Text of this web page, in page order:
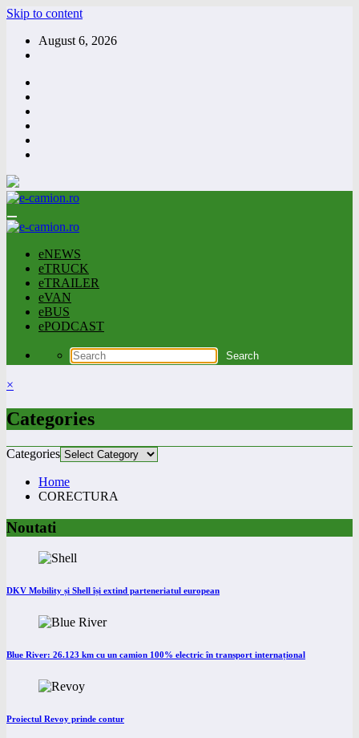
Skip to content
August 6, 2026
eNEWS
eTRUCK
eTRAILER
eVAN
eBUS
ePODCAST
×
Categories
Categories
Home
CORECTURA
Noutati
DKV Mobility și Shell își extind parteneriatul european
Blue River: 26.123 km cu un camion 100% electric în transport internațional
Proiectul Revoy prinde contur